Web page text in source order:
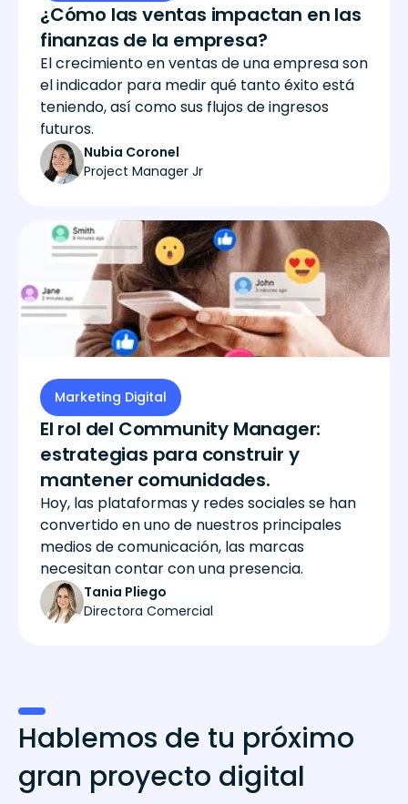
¿Cómo las ventas impactan en las
finanzas de la empresa?
El crecimiento en ventas de una empresa son
el indicador para medir qué tanto éxito está
teniendo, así como sus flujos de ingresos
futuros.
Nubia Coronel
Project Manager Jr
Marketing Digital
El rol del Community Manager:
estrategias para construir y
mantener comunidades.
Hoy, las plataformas y redes sociales se han
convertido en uno de nuestros principales
medios de comunicación, las marcas
necesitan contar con una presencia.
Tania Pliego
Directora Comercial
Hablemos de tu próximo
gran proyecto digital